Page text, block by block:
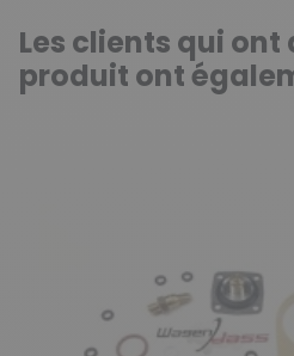
Les clients qui ont
produit ont